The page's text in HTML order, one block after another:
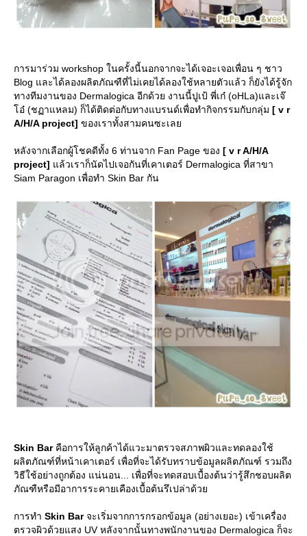
การมาร่วม workshop ในครั้งนี้นอกจากจะได้เจอะเจอเพื่อน ๆ ชาว
Blog และได้ลองผลิตภัณฑืที่ไม่เคยได้ลองใช้หลายตัวแล้ว ก็ยังได้รู้จัก
ทางทีมงานของ Dermalogica อีกด้วย งานนี้ปูเป้ พี่เก๋ (oHLa)และเจ๊
อ๋ (ชฏาแหลม) ก็ได้ติดต่อกับทางแบรนด์เพื่อทำกิจกรรมกับกลุ่ม [ v r
A/H/A project] ของเราทั้งสามคนซะเล
หลังจากเลือกผู้โชคดีทั้ง 6 ท่านจาก Fan Page ของ [ v r A/H/A
project] ล้วเราก็นัดไปเจอกันที่เคาเตอร์ Dermalogica ที่สาขา
Siam Paragon เพื่อทำ Skin Bar กัน
Skin Barคือการให้ลูกค้าได้แวะมาตรวจสภาพผิวและทดลองใช้
ผลิตภัณฑ์ที่หน้าเคาเตอร์ เพื่อที่จะได้รับทราบข้อมูลผลิตภัณฑ์ รวมถึง
วิธีใช้อย่างถูกต้อง แน่นอน... เพื่อที่จะทดสอบเบื้องต้นว่ารู้สึกชอบผลิต
ภัณฑืหรือมีอาการระคายเคืองเบื้อต้นรึเปล่าด้ว
การทำ Skin Barจะเริ่มจากการกรอกข้อมูล (อย่างเยอะ) เข้าเครื่อง
ตรวจผิวด้วยแสง UV หลังจากนั้นทางพนักงานของ Dermalogica ก็จะ